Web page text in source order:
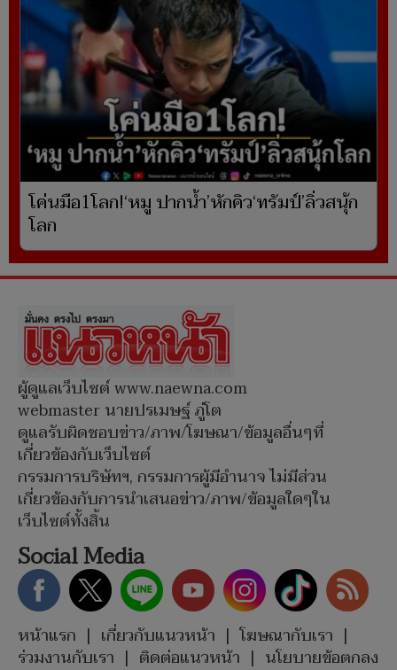
โค่นมือ1โลก!‘หมู ปากน้ำ’หักคิว‘ทรัมป์’ลิ่วสนุ้ก
โลก
ผู้ดูแลเว็บไซต์ www.naewna.com
webmaster นายปรเมษฐ์ ภู่โต
ดูแลรับผิดชอบข่าว/ภาพ/โฆษณา/ข้อมูลอื่นๆที่
เกี่ยวข้องกับเว็บไซต์
กรรมการบริษัทฯ, กรรมการผู้มีอำนาจ ไม่มีส่วน
เกี่ยวข้องกับการนำเสนอข่าว/ภาพ/ข้อมูลใดๆใน
เว็บไซต์ทั้งสิ้น
Social Media
หน้าแรก | เกี่ยวกับแนวหน้า | โฆษณากับเรา |
ร่วมงานกับเรา | ติดต่อแนวหน้า | นโยบายข้อตกลง